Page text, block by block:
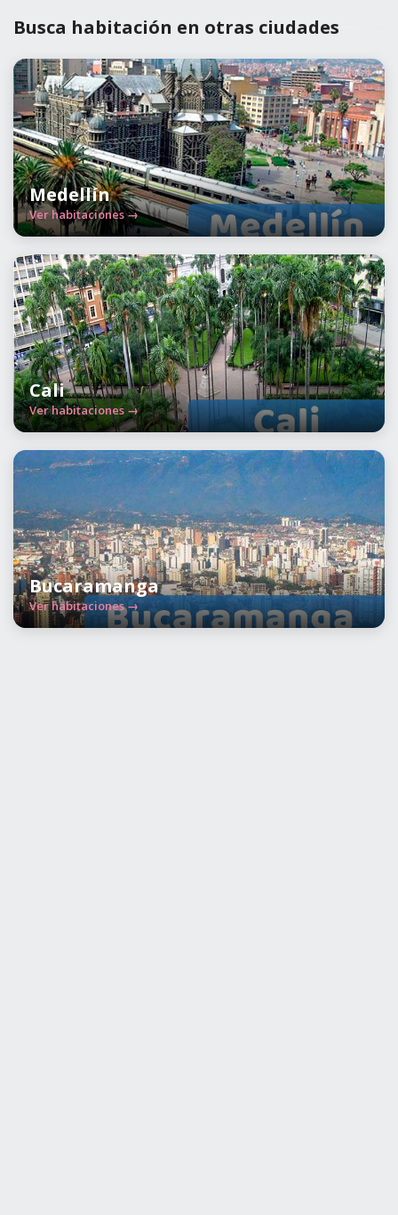
Busca habitación en otras ciudades
Medellín
Ver habitaciones →
Cali
Ver habitaciones →
Bucaramanga
Ver habitaciones →